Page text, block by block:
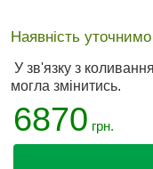
Наявність уточнимо
У зв'язку з
могла змінитись.
6870 грн.